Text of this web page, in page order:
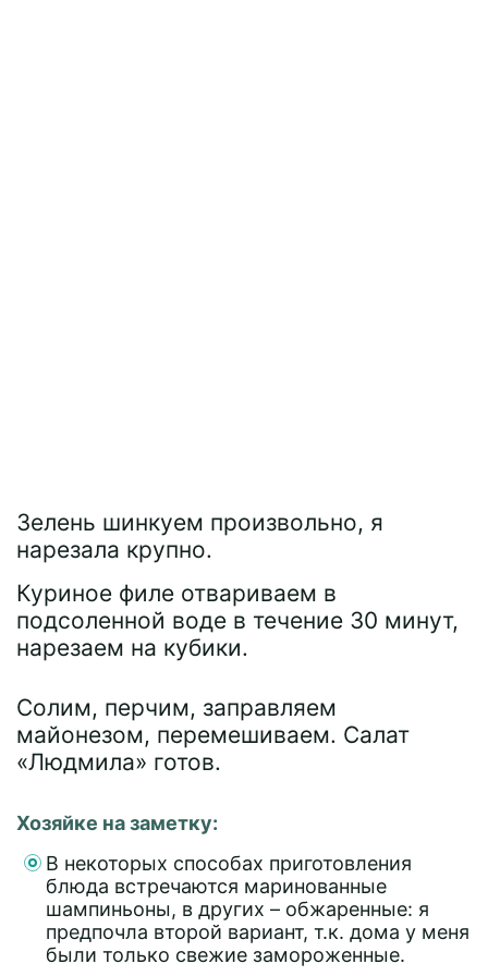
Зелень шинкуем произвольно, я
нарезала крупно.
Куриное филе отвариваем в
подсоленной воде в течение 30 минут,
нарезаем на кубики.
Солим, перчим, заправляем
майонезом, перемешиваем. Салат
«Людмила» готов.
Хозяйке на заметку:
В некоторых способах приготовления
блюда встречаются маринованные
шампиньоны, в других – обжаренные: я
предпочла второй вариант, т.к. дома у меня
были только свежие замороженные.